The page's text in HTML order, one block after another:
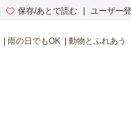
保存/あとで読む ユーザー
雨の日でもOK 動物とふれあう